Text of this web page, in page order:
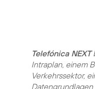
Telefónica NEXT
Intraplan, einem
Verkehrssektor,